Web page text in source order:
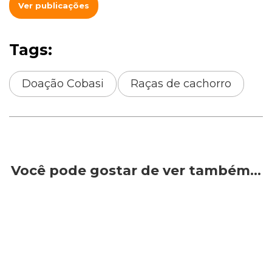
Ver publicações
Tags:
Doação Cobasi Raças de cachorro
Você pode gostar de ver também…